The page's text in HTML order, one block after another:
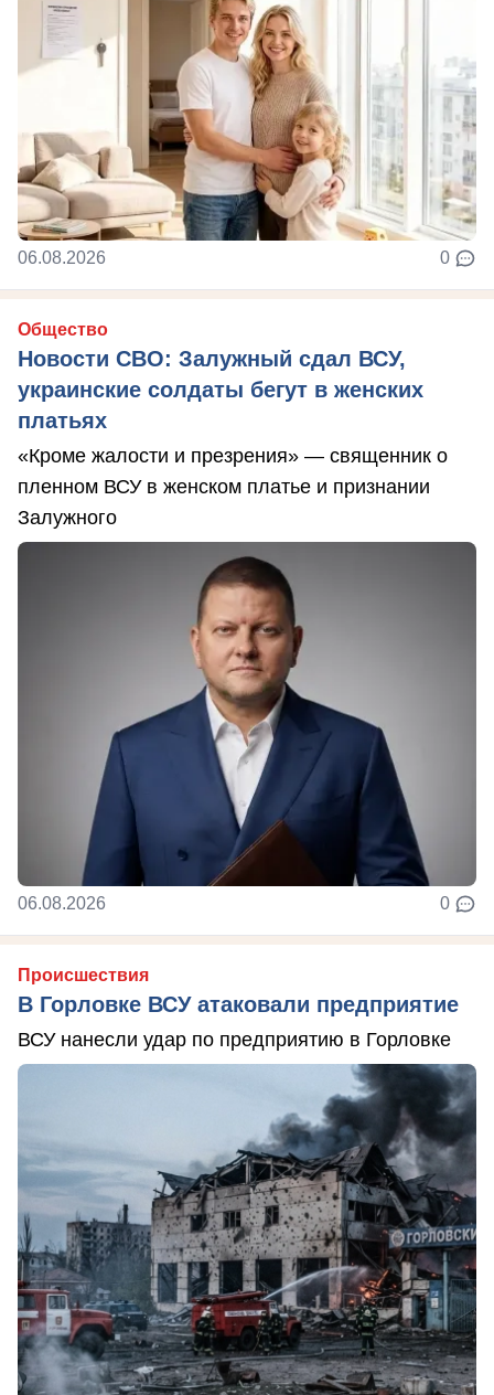
06.08.2026 0
Общество
Новости СВО: Залужный сдал ВСУ,
украинские солдаты бегут в женских
платьях
«Кроме жалости и презрения» — священник о
пленном ВСУ в женском платье и признании
Залужного
06.08.2026 0
Происшествия
В Горловке ВСУ атаковали предприятие
ВСУ нанесли удар по предприятию в Горловке